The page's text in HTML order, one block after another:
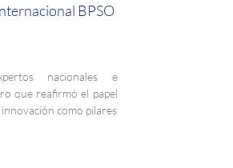
BPSO
nacionales e
que reafirmó el papel
como pilares